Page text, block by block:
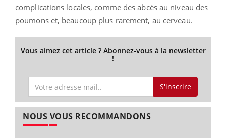
complications locales, comme des abcès au niveau des
poumons et, beaucoup plus rarement, au cerveau.
Vous aimez cet article ? Abonnez-vous à la newsletter
!
S'inscrire
NOUS VOUS RECOMMANDONS